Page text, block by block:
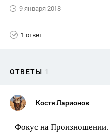
9 января 2018
1 ответ
ОТВЕТЫ 1
Костя Ларионов
Фокус на Произношении.